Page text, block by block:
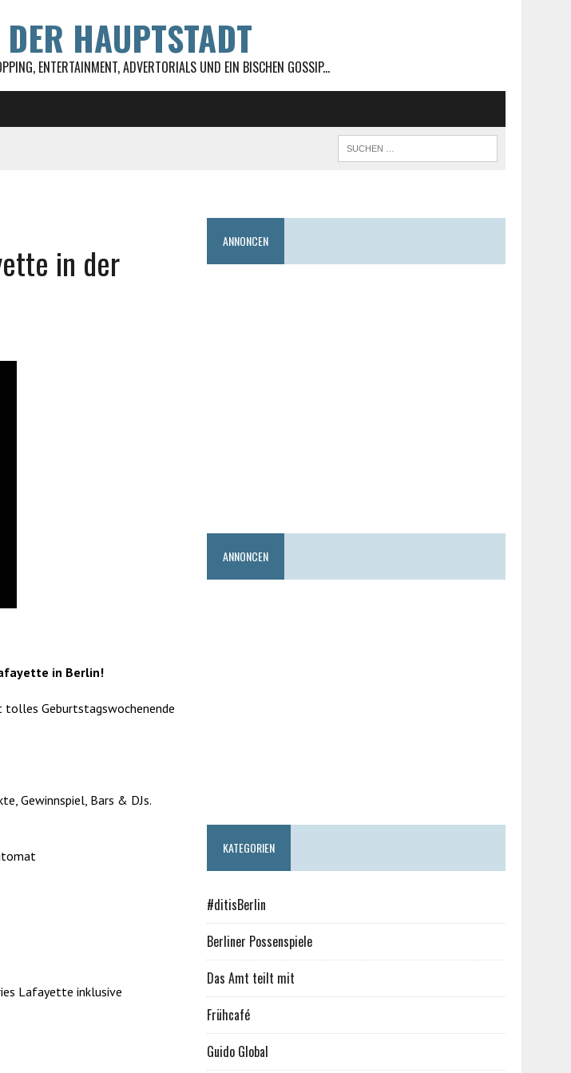
HAUPTSTADT
ENTERTAINMENT, ADVERTORIALS UND EIN BISCHEN GOSSIP...
in der
in Berlin!
tolles Geburtstagswochenende
Gewinnspiel, Bars & DJs.
Lafayette inklusive
ANNONCEN
ANNONCEN
KATEGORIEN
#ditisBerlin
Berliner Possenspiele
Das Amt teilt mit
Frühcafé
Guido Global